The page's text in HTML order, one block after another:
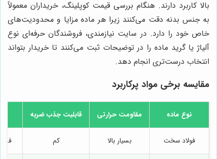
بالا کاربرد دارند. هنگام بررسی قیمت کوپلینگ، خریداران معمولاً
به جنس بدنه دقت می‌کنند زیرا هر ماده مزایا و محدودیت‌های
خاص خود را دارد. در سایت نیازمندی، فروشندگان حرفه‌ای نوع
آلیاژ یا گرید ماده را در توضیحات ثبت می‌کنند تا خریدار بتواند
انتخاب درست‌تری انجام دهد.
مقایسه برخی مواد پرکاربرد
نوع ماده مقاومت حرارتی قابلیت جذب ضربه
فولاد سخت بسیار بالا کم